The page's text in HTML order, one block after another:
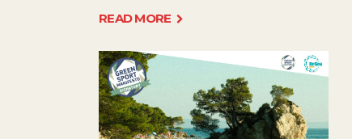
READ MORE